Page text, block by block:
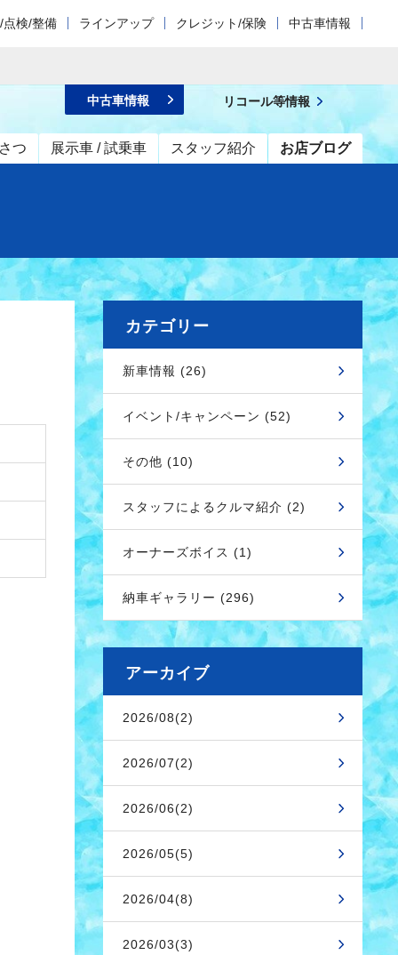
点検/整備 ラインアップ クレジット/保険 中古車情報
つ 展示車 / 試乗車 スタッフ紹介 お店ブログ
中古車情報 リコール等情報
カテゴリー
新車情報 (26)
イベント/キャンペーン (52)
その他 (10)
スタッフによるクルマ紹介 (2)
オーナーズボイス (1)
納車ギャラリー (296)
アーカイブ
2026/08(2)
2026/07(2)
2026/06(2)
2026/05(5)
2026/04(8)
2026/03(3)